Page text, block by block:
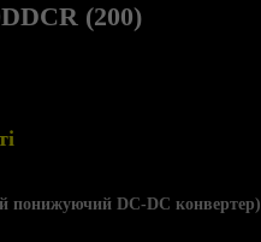
(200)
понижуючий DC-DC конвертер)